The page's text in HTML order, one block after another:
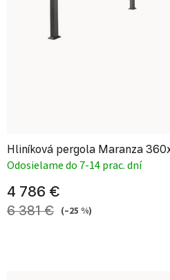
Hliníková pergola Maranza
Odosielame do 7-14 prac. dní
4 786 €
6 381 € (–25 %)